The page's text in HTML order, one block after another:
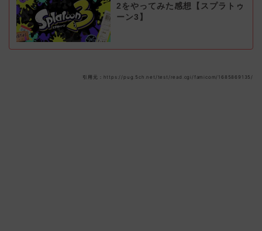
2をやってみた感想【スプラトゥ
ーン3】
引用元：https://pug.5ch.net/test/read.cgi/famicom/1685869135/